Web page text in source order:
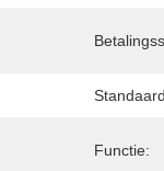
Functie: